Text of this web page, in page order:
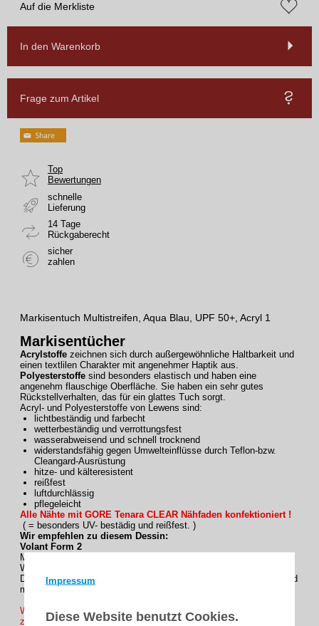
Impressum
Diese Website benutzt Cookies.
Auf die Merkliste
In den Warenkorb
Frage zum Artikel
Top
Bewertungen
schnelle
Lieferung
14 Tage
Rückgaberecht
sicher
zahlen
Markisentuch Multistreifen, Aqua Blau, UPF 50+, Acryl 1
Markisentücher
Acrylstoffe zeichnen sich durch außergewöhnliche Haltbarkeit und
einen textlilen Charakter mit angenehmer Haptik aus.
Polyesterstoffe sind besonders elastisch und haben eine
angenehm flauschige Oberfläche. Sie haben ein sehr gutes
Rückstellverhalten, das für ein glattes Tuch sorgt.
Acryl- und Polyesterstoffe von Lewens sind:
lichtbeständig und farbecht
wetterbeständig und verrottungsfest
wasserabweisend und schnell trocknend
widerstandsfähig gegen Umwelteinflüsse durch Teflon-bzw.
Cleangard-Ausrüstung
hitze- und kälteresistent
reißfest
luftdurchlässig
pflegeleicht
Alle Nähte mit GORE Tenara CLEAR Nähfaden konfektioniert !
( = besonders UV- bestädig und reißfest. )
Wir empfehlen zu diesem Dessin:
Volant Form 2
Manche Markisenmodelle sind nur mit einem Volant vollständig.
Wählen Sie aus unseren 4 Volantformen.
Der Volant wird passend zum Rapport des Dessins geschnitten und
mit dem farblich abgestimmten Einfassband abgeschlossen.
Wünschen Sie ihre Markisentuch mit einen Volant ? , Wir haben
zur Auswahl mit ein höhe von 20 oder 30 cm